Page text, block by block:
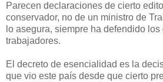
Parecen declaraciones de cierto
conservador, no de un ministro de
lo asegura, siempre ha defendido
trabajadores.
El decreto de esencialidad es la
que vio este país desde que cierto